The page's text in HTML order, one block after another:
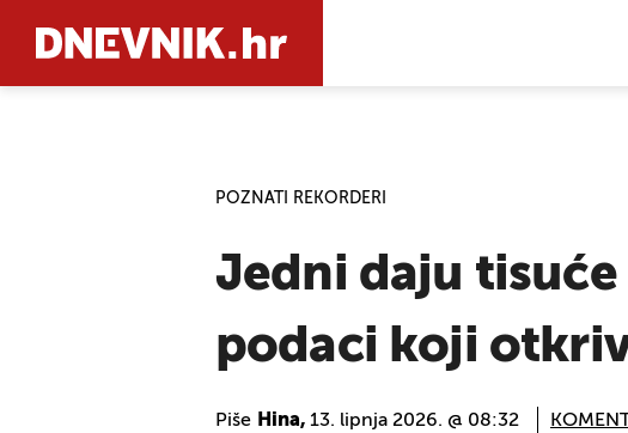
POZNATI REKORDERI
Jedni daju
podaci koji
Piše Hina, 13. lipnja 2026. @ 08:32